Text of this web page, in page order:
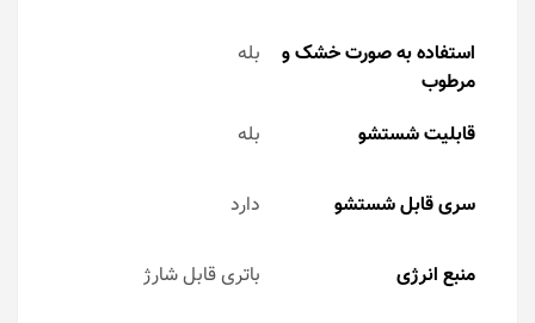
استفاده به صورت خشک و
مرطوب
بله
قابلیت شستشو بله
سری قابل شستشو دارد
منبع انرژی باتری قابل شارژ